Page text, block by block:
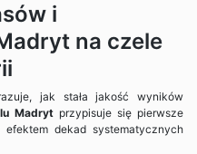
i
na czele
jak stała jakość wyników
Madryt przypisuje się pierwsze
dekad systematycznych